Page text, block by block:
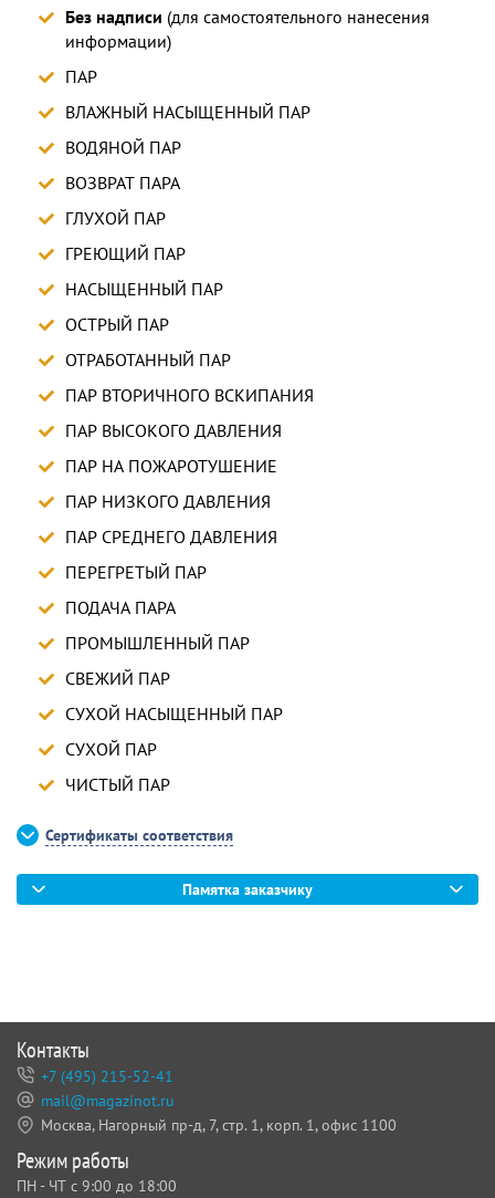
Без надписи (для самостоятельного нанесения
информации)
ПАР
ВЛАЖНЫЙ НАСЫЩЕННЫЙ ПАР
ВОДЯНОЙ ПАР
ВОЗВРАТ ПАРА
ГЛУХОЙ ПАР
ГРЕЮЩИЙ ПАР
НАСЫЩЕННЫЙ ПАР
ОСТРЫЙ ПАР
ОТРАБОТАННЫЙ ПАР
ПАР ВТОРИЧНОГО ВСКИПАНИЯ
ПАР ВЫСОКОГО ДАВЛЕНИЯ
ПАР НА ПОЖАРОТУШЕНИЕ
ПАР НИЗКОГО ДАВЛЕНИЯ
ПАР СРЕДНЕГО ДАВЛЕНИЯ
ПЕРЕГРЕТЫЙ ПАР
ПОДАЧА ПАРА
ПРОМЫШЛЕННЫЙ ПАР
СВЕЖИЙ ПАР
СУХОЙ НАСЫЩЕННЫЙ ПАР
СУХОЙ ПАР
ЧИСТЫЙ ПАР
Сертификаты соответствия
Памятка заказчику
Контакты
+7 (495) 215-52-41
mail@magazinot.ru
Москва, Нагорный пр-д, 7, стр. 1, корп. 1, офис 1100
Режим работы
ПН - ЧТ с 9:00 до 18:00